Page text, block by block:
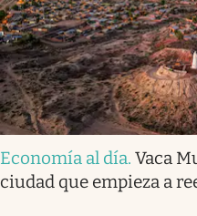
Economía al día. Vaca
ciudad que empieza a